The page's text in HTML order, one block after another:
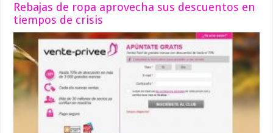
Rebajas de ropa aprovecha sus descuentos en
tiempos de crisis